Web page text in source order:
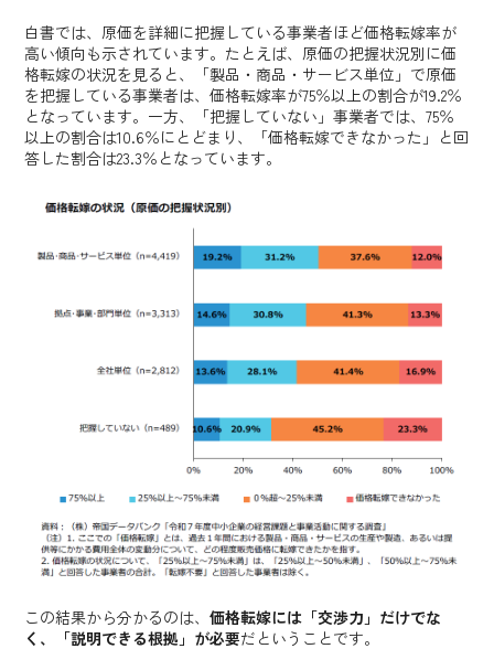
白書では、原価を詳細に把握している事業者ほど価格転嫁率が
高い傾向も示されています。たとえば、原価の把握状況別に価
格転嫁の状況を見ると、「製品・商品・サービス単位」で原価
を把握している事業者は、価格転嫁率が75％以上の割合が19.2％
となっています。一方、「把握していない」事業者では、75％
以上の割合は10.6％にとどまり、「価格転嫁できなかった」と回
答した割合は23.3％となっています。
この結果から分かるのは、価格転嫁には「交渉力」だけでな
く、「説明できる根拠」が必要だということです。